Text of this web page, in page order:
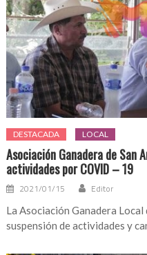
DESTACADA LOCAL
Asociación Ganadera de San
actividades por COVID – 19
2021/01/15 Editor
La Asociación Ganadera
suspensión de actividades y